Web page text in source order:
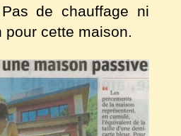
Pas de chauffage ni
pour cette maison.